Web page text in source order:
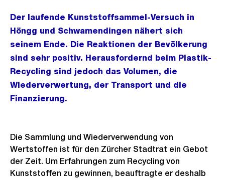
Der laufende Kunststoffsammel-Versuch in
Höngg und Schwamendingen nähert sich
seinem Ende. Die Reaktionen der Bevölkerung
sind sehr positiv. Herausfordernd beim Plastik-
Recycling sind jedoch das Volumen, die
Wiederverwertung, der Transport und die
Finanzierung.
Die Sammlung und Wiederverwendung von
Wertstoffen ist für den Zürcher Stadtrat ein Gebot
der Zeit. Um Erfahrungen zum Recycling von
Kunststoffen zu gewinnen, beauftragte er deshalb